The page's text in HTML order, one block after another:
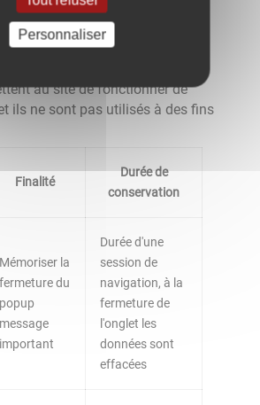
au site pour fonctionner
au site de fonctionner de
ils ne sont pas utilisés à des fins
Finalité
Durée de
conservation
Mémoriser la
fermeture du
popup
message
important
Durée d'une
session de
navigation, à la
fermeture de
l'onglet les
données sont
effacées
Personnaliser